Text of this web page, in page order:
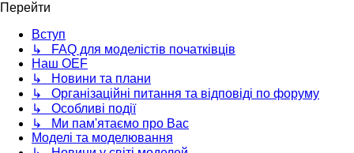
Перейти
Вступ
↳ FAQ для моделістів початківців
Наш OEF
↳ Новини та плани
↳ Організаційні питання та відповіді по форуму
↳ Особливі події
↳ Ми пам'ятаємо про Вас
Моделі та моделювання